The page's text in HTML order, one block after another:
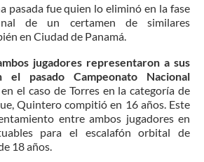
pasada fue quien lo eliminó en la fase
de un certamen de similares
en Ciudad de Panamá.
jugadores representaron a sus
el pasado Campeonato Nacional
en el caso de Torres en la categoría de
Quintero compitió en 16 años. Este
entre ambos jugadores en
para el escalafón orbital de
18 años.